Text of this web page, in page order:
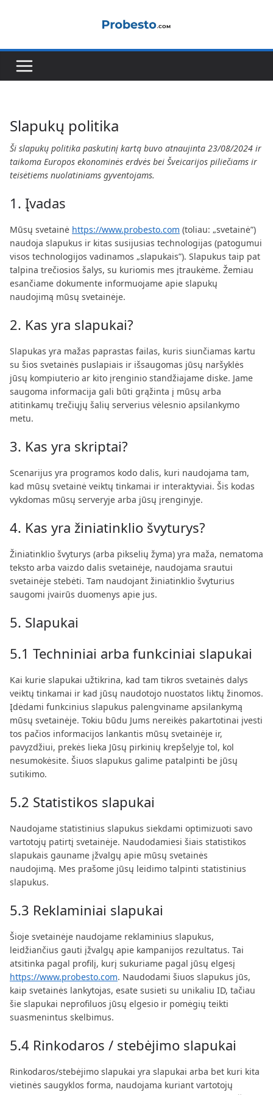
Slapukų politika
Ši slapukų politika paskutinį kartą buvo atnaujinta 23/08/2024 ir
taikoma Europos ekonominės erdvės bei Šveicarijos piliečiams ir
teisėtiems nuolatiniams gyventojams.
1. Įvadas
Mūsų svetainė https://www.probesto.com (toliau: „svetainė”)
naudoja slapukus ir kitas susijusias technologijas (patogumui
visos technologijos vadinamos „slapukais”). Slapukus taip pat
talpina trečiosios šalys, su kuriomis mes įtraukėme. Žemiau
esančiame dokumente informuojame apie slapukų
naudojimą mūsų svetainėje.
2. Kas yra slapukai?
Slapukas yra mažas paprastas failas, kuris siunčiamas kartu
su šios svetainės puslapiais ir išsaugomas jūsų naršyklės
jūsų kompiuterio ar kito įrenginio standžiajame diske. Jame
saugoma informacija gali būti grąžinta į mūsų arba
atitinkamų trečiųjų šalių serverius vėlesnio apsilankymo
metu.
3. Kas yra skriptai?
Scenarijus yra programos kodo dalis, kuri naudojama tam,
kad mūsų svetainė veiktų tinkamai ir interaktyviai. Šis kodas
vykdomas mūsų serveryje arba jūsų įrenginyje.
4. Kas yra žiniatinklio švyturys?
Žiniatinklio švyturys (arba pikselių žyma) yra maža, nematoma
teksto arba vaizdo dalis svetainėje, naudojama srautui
svetainėje stebėti. Tam naudojant žiniatinklio švyturius
saugomi įvairūs duomenys apie jus.
5. Slapukai
5.1 Techniniai arba funkciniai slapukai
Kai kurie slapukai užtikrina, kad tam tikros svetainės dalys
veiktų tinkamai ir kad jūsų naudotojo nuostatos liktų žinomos.
Įdėdami funkcinius slapukus palengviname apsilankymą
mūsų svetainėje. Tokiu būdu Jums nereikės pakartotinai įvesti
tos pačios informacijos lankantis mūsų svetainėje ir,
pavyzdžiui, prekės lieka Jūsų pirkinių krepšelyje tol, kol
nesumokėsite. Šiuos slapukus galime patalpinti be jūsų
sutikimo.
5.2 Statistikos slapukai
Naudojame statistinius slapukus siekdami optimizuoti savo
vartotojų patirtį svetainėje. Naudodamiesi šiais statistikos
slapukais gauname įžvalgų apie mūsų svetainės
naudojimą. Mes prašome jūsų leidimo talpinti statistinius
slapukus.
5.3 Reklaminiai slapukai
Šioje svetainėje naudojame reklaminius slapukus,
leidžiančius gauti įžvalgų apie kampanijos rezultatus. Tai
atsitinka pagal profilį, kurį sukuriame pagal jūsų elgesį
https://www.probesto.com. Naudodami šiuos slapukus jūs,
kaip svetainės lankytojas, esate susieti su unikaliu ID, tačiau
šie slapukai neprofiluos jūsų elgesio ir pomėgių teikti
suasmenintus skelbimus.
5.4 Rinkodaros / stebėjimo slapukai
Rinkodaros/stebėjimo slapukai yra slapukai arba bet kuri kita
vietinės saugyklos forma, naudojama kuriant vartotojų